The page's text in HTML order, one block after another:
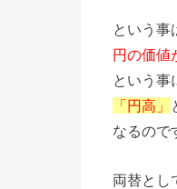
という事
円の価値
という事
「円高」
なるので
両替とし